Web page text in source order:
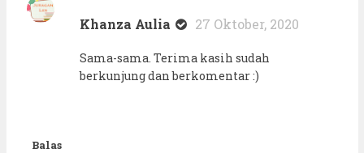
Khanza Aulia 27 Oktober, 2020
Sama-sama. Terima kasih sudah
berkunjung dan berkomentar :)
Balas